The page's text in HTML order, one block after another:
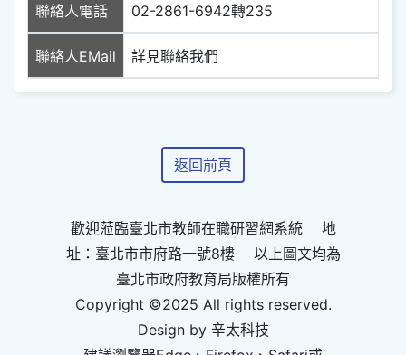
聯絡人電話 02-2861-6942轉235
聯絡人EMail 詳見聯絡我們
返回前頁
歡迎蒞臨臺北市教師在職研習網系統 地
址：臺北市市府路一號8樓 以上圖文均為
臺北市政府教育局版權所有
Copyright ©2025 All rights reserved.
Design by 辛太科技